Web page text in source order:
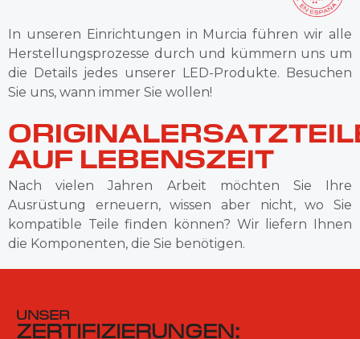
In unseren Einrichtungen in Murcia führen wir alle
Herstellungsprozesse durch und kümmern uns um
die Details jedes unserer LED-Produkte. Besuchen
Sie uns, wann immer Sie wollen!
AUF LEBENSZEIT
Nach vielen Jahren Arbeit möchten Sie Ihre
Ausrüstung erneuern, wissen aber nicht, wo Sie
kompatible Teile finden können? Wir liefern Ihnen
die Komponenten, die Sie benötigen.
UNSER
ZERTIFIZIERUNGEN: